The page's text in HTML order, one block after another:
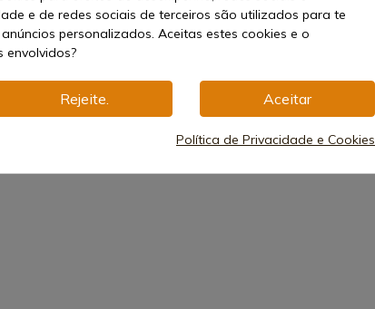
a 100 m: 1/4 MOA
1,74 m
134,2 mm
mm
e de redes sociais de terceiros são utilizados para te
personalizados. Aceitas estes cookies e o
envolvidos?
Rejeite. Aceitar
Política de Privacidade e Cookies